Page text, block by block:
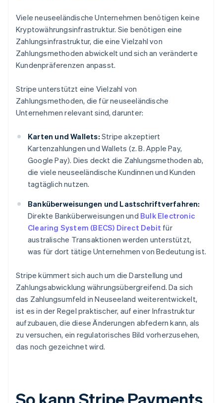
Viele neuseeländische Unternehmen benötigen keine
Kryptowährungsinfrastruktur. Sie benötigen eine
Zahlungsinfrastruktur, die eine Vielzahl von
Zahlungsmethoden abwickelt und sich an veränderte
Kundenpräferenzen anpasst.
Stripe unterstützt eine Vielzahl von
Zahlungsmethoden, die für neuseeländische
Unternehmen relevant sind, darunter:
Karten und Wallets: Stripe akzeptiert
Kartenzahlungen und Wallets (z. B. Apple Pay,
Google Pay). Dies deckt die Zahlungsmethoden ab,
die viele neuseeländische Kundinnen und Kunden
tagtäglich nutzen.
Banküberweisungen und Lastschriftverfahren:
Direkte Banküberweisungen und Bulk Electronic
Clearing System (BECS) Direct Debit für
australische Transaktionen werden unterstützt,
was für dort tätige Unternehmen von Bedeutung ist.
Stripe kümmert sich auch um die Darstellung und
Zahlungsabwicklung währungsübergreifend. Da sich
das Zahlungsumfeld in Neuseeland weiterentwickelt,
ist es in der Regel praktischer, auf einer Infrastruktur
aufzubauen, die diese Änderungen abfedern kann, als
zu versuchen, ein regulatorisches Bild vorherzusehen,
das noch gezeichnet wird.